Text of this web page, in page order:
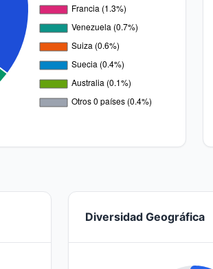
Diversidad Geográfica